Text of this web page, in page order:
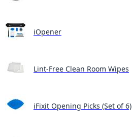
iOpener
Lint-Free Clean Room Wipes
iFixit Opening Picks (Set of 6)